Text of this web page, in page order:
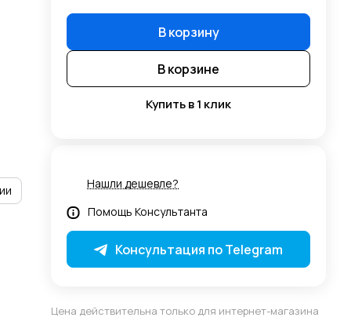
В корзину
В корзине
Купить в 1 клик
Нашли дешевле?
Помощь Консультанта
Консультация по Telegram
Цена действительна только для интернет-магазина